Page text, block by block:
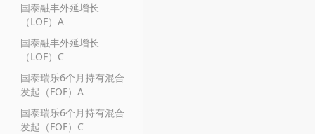
国泰融丰外延增长
（LOF）A
国泰融丰外延增长
（LOF）C
国泰瑞乐6个月持有混合
发起（FOF）A
国泰瑞乐6个月持有混合
发起（FOF）C